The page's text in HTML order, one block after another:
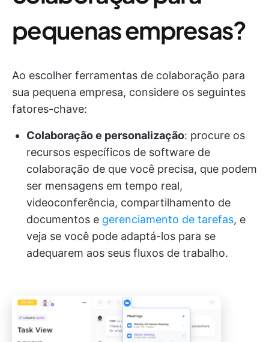
pequenas empresas?
Ao escolher ferramentas de colaboração para
sua pequena empresa, considere os seguintes
fatores-chave:
Colaboração e personalização: procure os
recursos específicos de software de
colaboração de que você precisa, que podem
ser mensagens em tempo real,
videoconferência, compartilhamento de
documentos e gerenciamento de tarefas, e
veja se você pode adaptá-los para se
adequarem aos seus fluxos de trabalho.